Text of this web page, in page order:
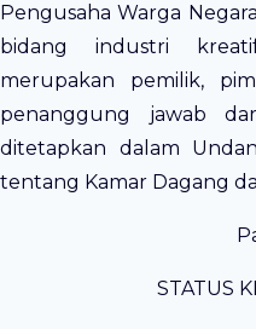
Pengusaha Warga
bidang industri
merupakan pemilik,
penanggung jawab
ditetapkan dalam
tentang Kamar Dagang
STATUS